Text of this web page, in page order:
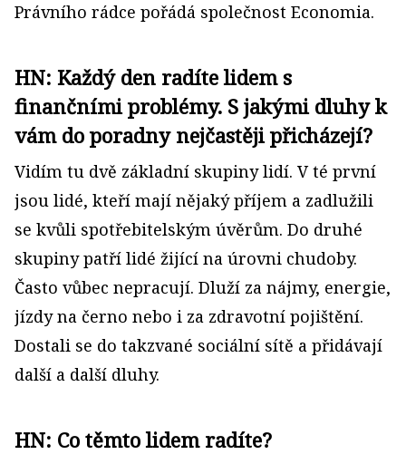
Právního rádce pořádá společnost Economia.
HN: Každý den radíte lidem s
finančními problémy. S jakými dluhy k
vám do poradny nejčastěji přicházejí?
Vidím tu dvě základní skupiny lidí. V té první
jsou lidé, kteří mají nějaký příjem a zadlužili
se kvůli spotřebitelským úvěrům. Do druhé
skupiny patří lidé žijící na úrovni chudoby.
Často vůbec nepracují. Dluží za nájmy, energie,
jízdy na černo nebo i za zdravotní pojištění.
Dostali se do takzvané sociální sítě a přidávají
další a další dluhy.
HN: Co těmto lidem radíte?